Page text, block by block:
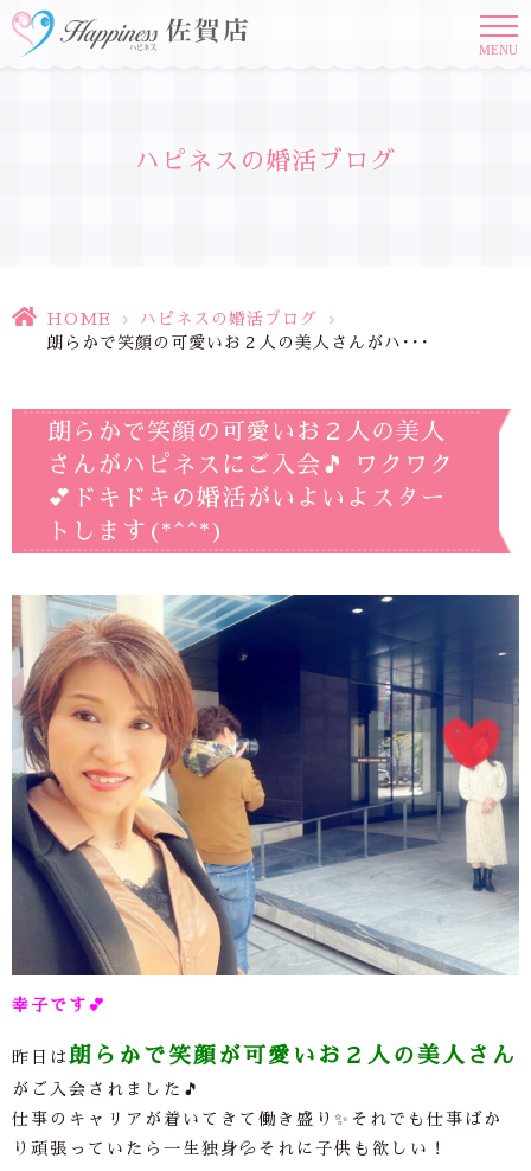
MENU
ハピネスの婚活ブログ
HOME > ハピネスの婚活ブログ
>
朗らかで笑顔の可愛いお２人の美人さんがハ･･･
朗らかで笑顔の可愛いお２人の美人
さんがハピネスにご入会🎵 ワクワク
💕ドキドキの婚活がいよいよスター
トします(*^^*)
幸子です 💕
昨日は 朗らかで笑顔が可愛いお２人の美人さん
がご入会されました🎵
仕事のキャリアが着いてきて働き盛り✨それでも仕事ばか
り頑張っていたら一生独身💦それに子供も欲しい！